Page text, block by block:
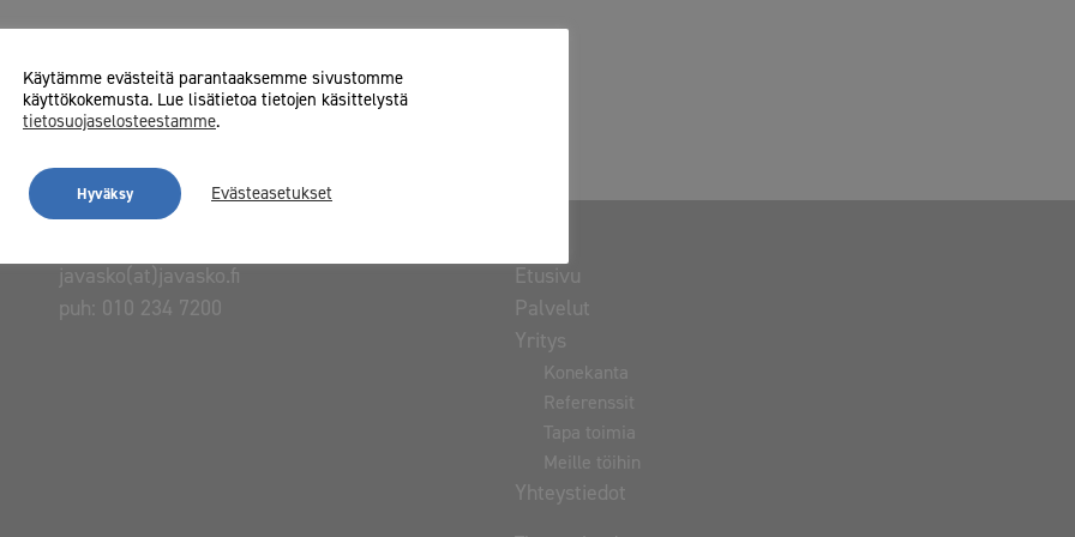
javasko(at)javasko.fi
puh: 010 234 7200
Etusivu
Palvelut
Yritys
Konekanta
Referenssit
Tapa toimia
Meille töihin
Yhteystiedot
Käytämme evästeitä parantaaksemme sivustomme
käyttökokemusta. Lue lisätietoa tietojen käsittelystä
tietosuojaselosteestamme.
Hyväksy Evästeasetukset